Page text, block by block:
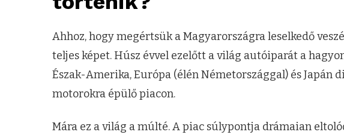
Ahhoz, hogy megértsük a Magyarországra leselkedő
teljes képet. Húsz évvel ezelőtt a világ autóiparát a
Észak-Amerika, Európa (élén Németországgal) és Japán
motorokra épülő piacon.
Mára ez a világ a múlté. A piac súlypontja drámaian